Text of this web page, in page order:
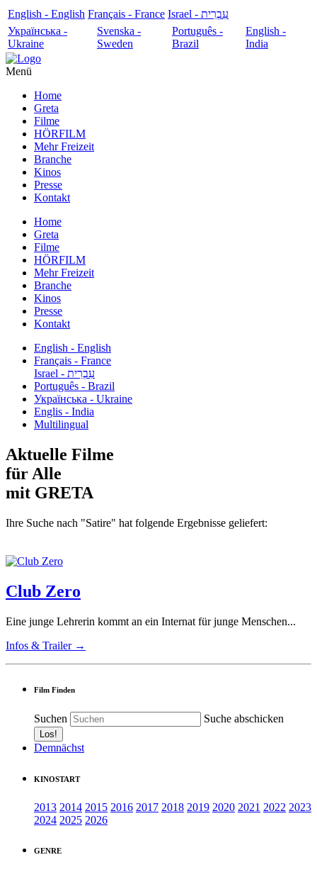
English - English Français - France
עִבְרִית - Israel
Українська -
Ukraine
Svenska -
Sweden
Português -
Brazil
English -
India
Menü
Home
Greta
Filme
HÖRFILM
Mehr Freizeit
Branche
Kinos
Presse
Kontakt
Home
Greta
Filme
HÖRFILM
Mehr Freizeit
Branche
Kinos
Presse
Kontakt
English - English
Français - France
עִבְרִית - Israel
Português - Brazil
Українська - Ukraine
Englis - India
Multilingual
Aktuelle Filme
für Alle
mit GRETA
Ihre Suche nach "Satire" hat folgende Ergebnisse geliefert:
Club Zero
Eine junge Lehrerin kommt an ein Internat für junge Menschen...
Infos & Trailer →
Film Finden
Suchen Suche abschicken
Demnächst
KINOSTART
2013 2014 2015 2016 2017 2018 2019 2020 2021 2022 2023
2024 2025 2026
GENRE